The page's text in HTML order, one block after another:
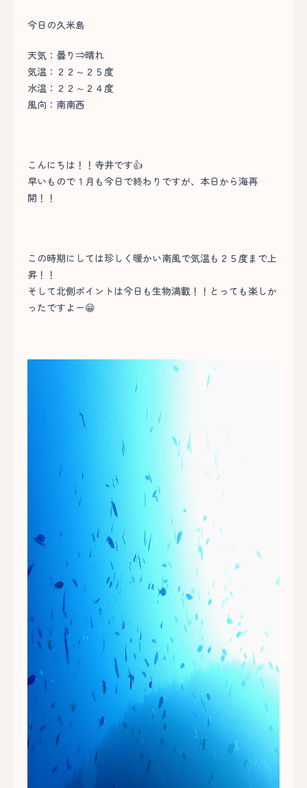
今日の久米島
天気：曇り⇒晴れ
気温：２２～２５度
水温：２２～２４度
風向：南南西
こんにちは！！寺井です👍
早いもので１月も今日で終わりですが、本日から海再
開！！
この時期にしては珍しく暖かい南風で気温も２５度まで上
昇！！
そして北側ポイントは今日も生物満載！！とっても楽しか
ったですよー😁